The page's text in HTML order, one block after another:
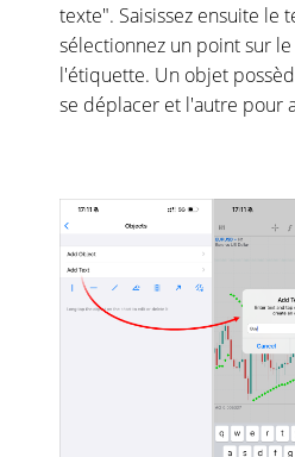
texte". Saisissez ensuite le
sélectionnez un point sur
l'étiquette. Un objet
se déplacer et l'autre pour